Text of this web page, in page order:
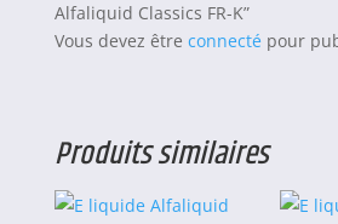
Alfaliquid Classics FR-K”
Vous devez être connecté pour
Produits similaires